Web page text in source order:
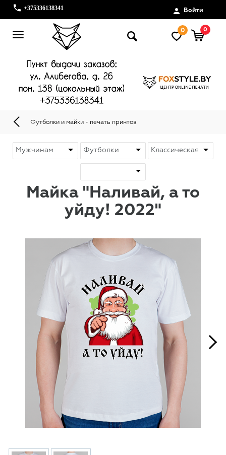
+375336138341 Войти
0 0
Футболки и майки - печать принтов
Майка "Наливай, а то
уйду! 2022"